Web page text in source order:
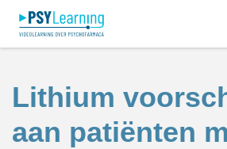
Lithium
aan patiënten